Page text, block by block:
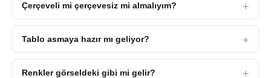
Çerçeveli mi çerçevesiz mi almalıyım?
Tablo asmaya hazır mı geliyor?
Renkler görseldeki gibi mi gelir?